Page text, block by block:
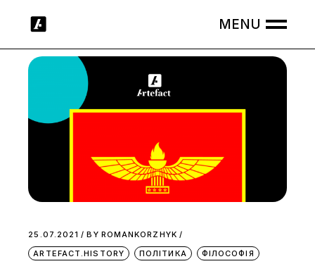
25.07.2021 BY ROMANKORZHYK
ARTEFACT.HISTORY
ПОЛІТИКА ФІЛОСОФІЯ